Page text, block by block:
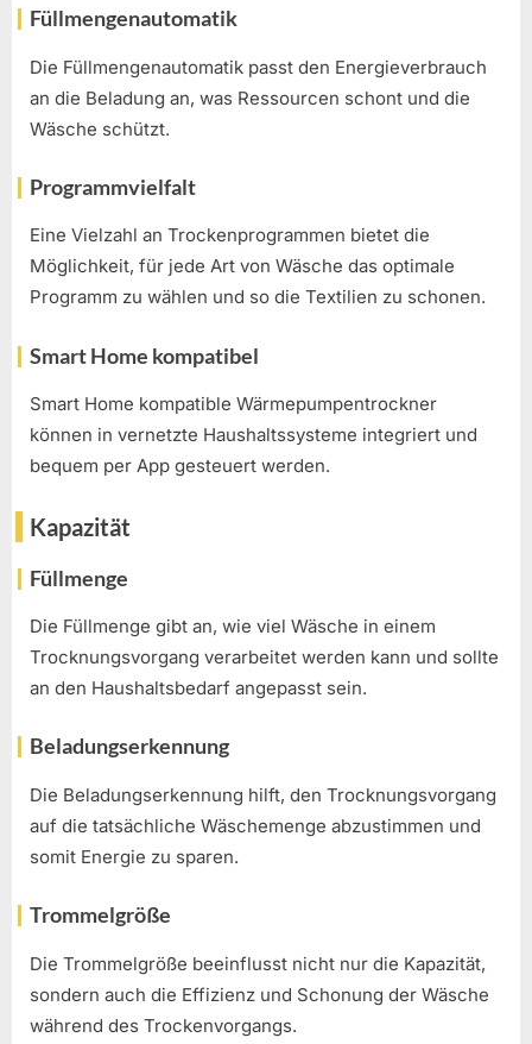
Füllmengenautomatik
Die Füllmengenautomatik passt den Energieverbrauch
an die Beladung an, was Ressourcen schont und die
Wäsche schützt.
Programmvielfalt
Eine Vielzahl an Trockenprogrammen bietet die
Möglichkeit, für jede Art von Wäsche das optimale
Programm zu wählen und so die Textilien zu schonen.
Smart Home kompatibel
Smart Home kompatible Wärmepumpentrockner
können in vernetzte Haushaltssysteme integriert und
bequem per App gesteuert werden.
Kapazität
Füllmenge
Die Füllmenge gibt an, wie viel Wäsche in einem
Trocknungsvorgang verarbeitet werden kann und sollte
an den Haushaltsbedarf angepasst sein.
Beladungserkennung
Die Beladungserkennung hilft, den Trocknungsvorgang
auf die tatsächliche Wäschemenge abzustimmen und
somit Energie zu sparen.
Trommelgröße
Die Trommelgröße beeinflusst nicht nur die Kapazität,
sondern auch die Effizienz und Schonung der Wäsche
während des Trockenvorgangs.